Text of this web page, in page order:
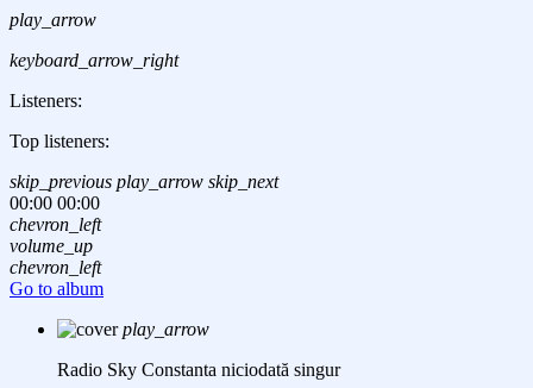
play_arrow
keyboard_arrow_right
Listeners:
Top listeners:
skip_previous play_arrow skip_next
00:00 00:00
chevron_left
volume_up
chevron_left
Go to album
play_arrow
Radio Sky Constanta niciodată singur